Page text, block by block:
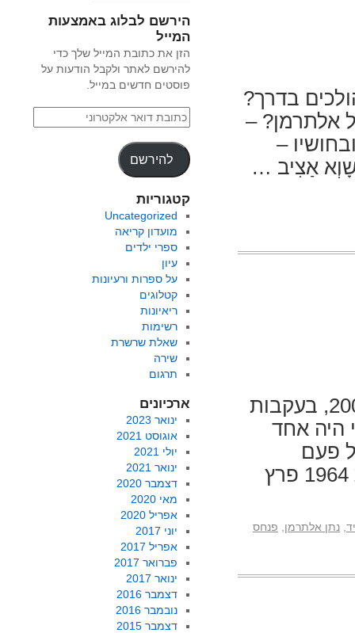
בדרך?
אלתרמן? –
–
אַצִיב …
האופציה הצוחקת. ראיון עם יוסי שריד ממאי 2008, בעקבות
היה אחד
פעם
מחדש, היה קורא באופן אדוק מדי שבוע. בשנת 1964 פרץ
נתן אלתרמן פנחס
הירשם לבלוג באמצעות
המייל
הזן את כתובת המייל שלך כדי
להירשם לאתר ולקבל הודעות על
פוסטים חדשים במייל.
להירשם
קטגוריות
Uncategorized
מועדון קריאה
ספרי ילדים
עיון
על ספרות ורעיונות
קטלוגים
ריאיונות
רשימות
שאלת שרשרת
שירה
תרגום
ארכיונים
ינואר 2023
אוגוסט 2021
יולי 2021
ינואר 2021
דצמבר 2020
מאי 2020
אפריל 2020
יוני 2017
אפריל 2017
פברואר 2017
ינואר 2017
דצמבר 2016
נובמבר 2016
דצמבר 2015